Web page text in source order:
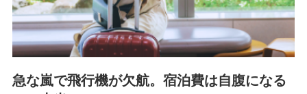
急な嵐で飛行機が欠航。宿泊費は自腹になる